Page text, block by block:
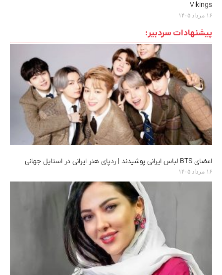
Vikings
۱۶ مرداد ۱۴۰۵
پیشنهادات سردبیر:
اعضای BTS لباس ایرانی پوشیدند | ردپای هنر ایرانی در استایل جهانی
۱۶ مرداد ۱۴۰۵